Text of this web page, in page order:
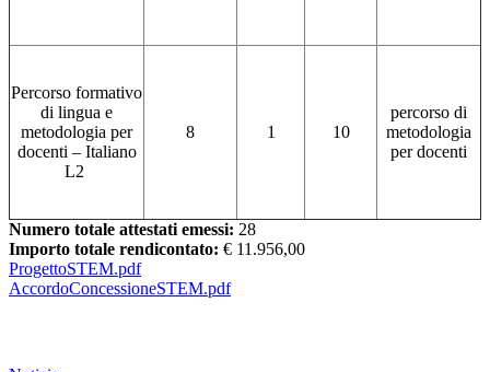
Percorso formativo
di lingua e
metodologia per
docenti – Italiano
L2
8 1 10
percorso di
metodologia
per docenti
Numero totale attestati emessi: 28
Importo totale rendicontato: € 11.956,00
ProgettoSTEM.pdf
AccordoConcessioneSTEM.pdf